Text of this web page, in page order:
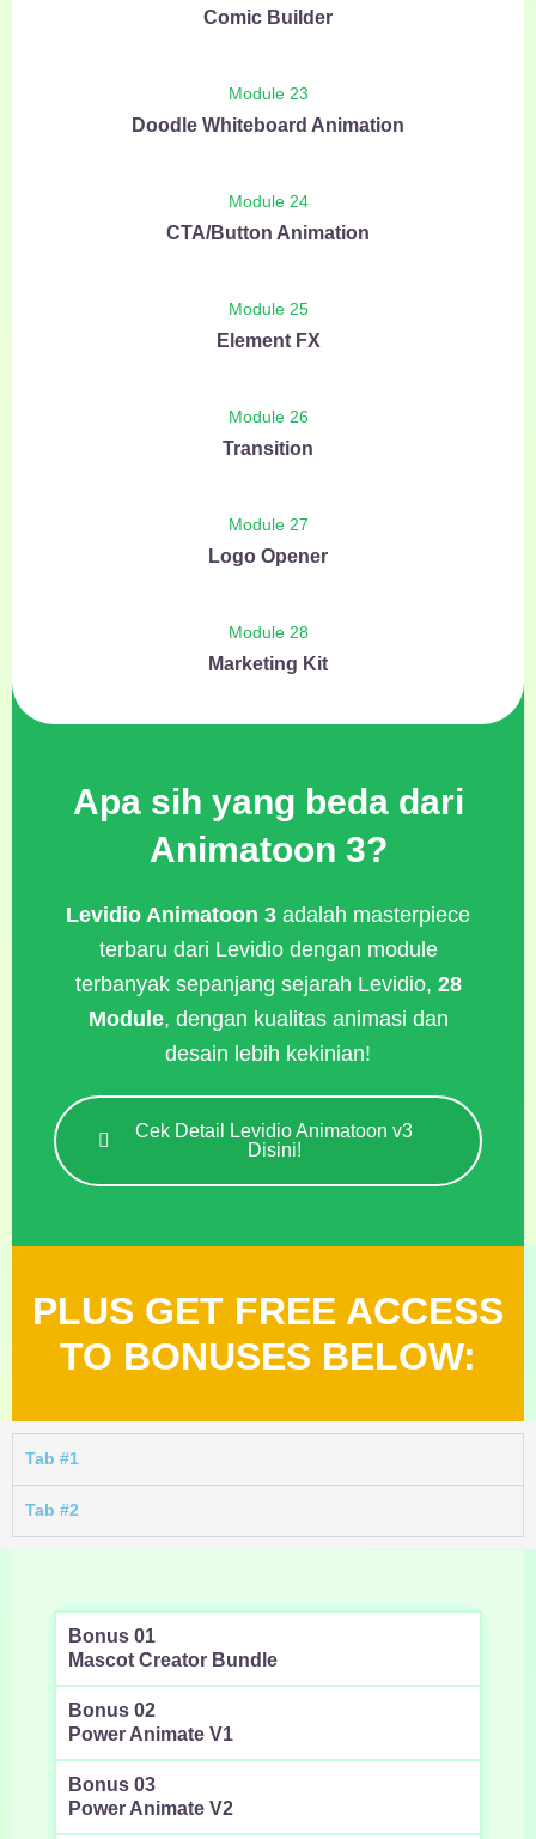
Comic Builder
Module 23
Doodle Whiteboard Animation
Module 24
CTA/Button Animation
Module 25
Element FX
Module 26
Transition
Module 27
Logo Opener
Module 28
Marketing Kit
Apa sih yang beda dari
Animatoon 3?
Levidio Animatoon 3 adalah masterpiece
terbaru dari Levidio dengan module
terbanyak sepanjang sejarah Levidio, 28
Module, dengan kualitas animasi dan
desain lebih kekinian!
Cek Detail Levidio Animatoon v3
Disini!
PLUS GET FREE ACCESS
TO BONUSES BELOW:
Tab #1
Tab #2
Bonus 01
Mascot Creator Bundle
Bonus 02
Power Animate V1
Bonus 03
Power Animate V2